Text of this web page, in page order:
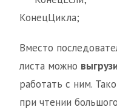
КонецЦикла;
Вместо
листа можно
работать с ним.
при чтении